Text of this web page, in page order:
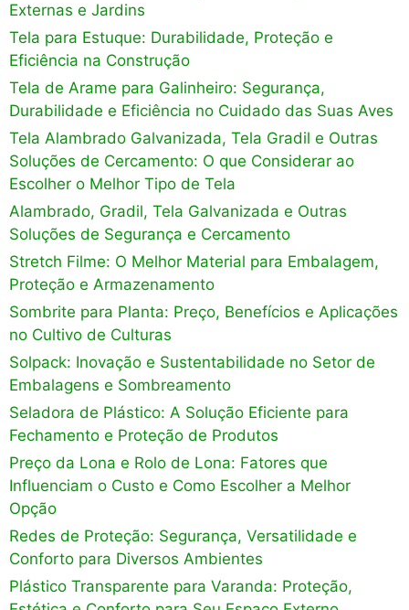
Externas e Jardins
Tela para Estuque: Durabilidade, Proteção e
Eficiência na Construção
Tela de Arame para Galinheiro: Segurança,
Durabilidade e Eficiência no Cuidado das Suas Aves
Tela Alambrado Galvanizada, Tela Gradil e Outras
Soluções de Cercamento: O que Considerar ao
Escolher o Melhor Tipo de Tela
Alambrado, Gradil, Tela Galvanizada e Outras
Soluções de Segurança e Cercamento
Stretch Filme: O Melhor Material para Embalagem,
Proteção e Armazenamento
Sombrite para Planta: Preço, Benefícios e Aplicações
no Cultivo de Culturas
Solpack: Inovação e Sustentabilidade no Setor de
Embalagens e Sombreamento
Seladora de Plástico: A Solução Eficiente para
Fechamento e Proteção de Produtos
Preço da Lona e Rolo de Lona: Fatores que
Influenciam o Custo e Como Escolher a Melhor
Opção
Redes de Proteção: Segurança, Versatilidade e
Conforto para Diversos Ambientes
Plástico Transparente para Varanda: Proteção,